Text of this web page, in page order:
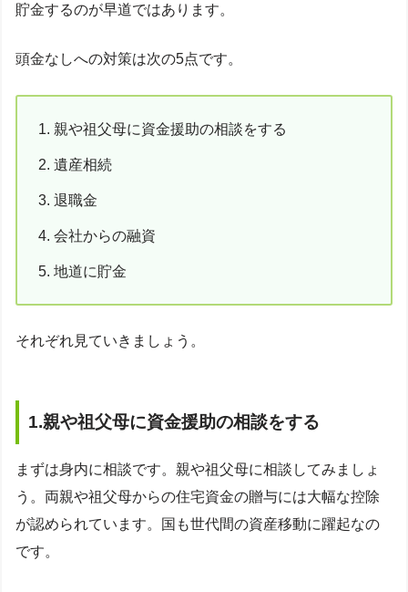
貯金するのが早道ではあります。
頭金なしへの対策は次の5点です。
親や祖父母に資金援助の相談をする
遺産相続
退職金
会社からの融資
地道に貯金
それぞれ見ていきましょう。
1.親や祖父母に資金援助の相談をする
まずは身内に相談です。親や祖父母に相談してみましょ
う。両親や祖父母からの住宅資金の贈与には大幅な控除
が認められています。国も世代間の資産移動に躍起なの
です。